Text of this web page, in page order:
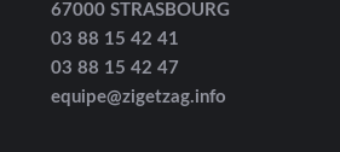
67000 STRASBOURG
03 88 15 42 41
03 88 15 42 47
equipe@zigetzag.info